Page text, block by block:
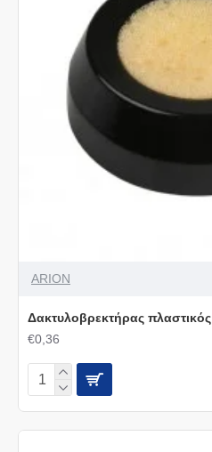
ARION
Δακτυλοβρεκτήρας πλαστικός
€0,36